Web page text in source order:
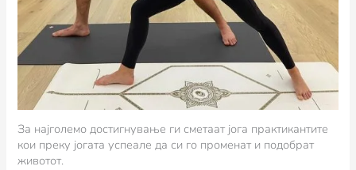
За најголемо достигнување ги сметаат јога практикантите
кои преку јогата успеале да си го променат и подобрат
животот.